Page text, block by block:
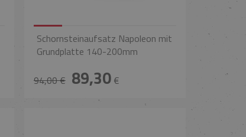
Schornsteinaufsatz Napoleon mit
Grundplatte 140-200mm
94,00 € 89,30€